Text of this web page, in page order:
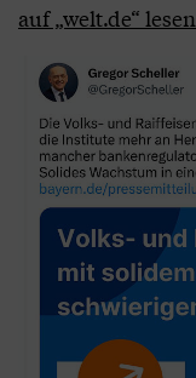
auf „welt.de“